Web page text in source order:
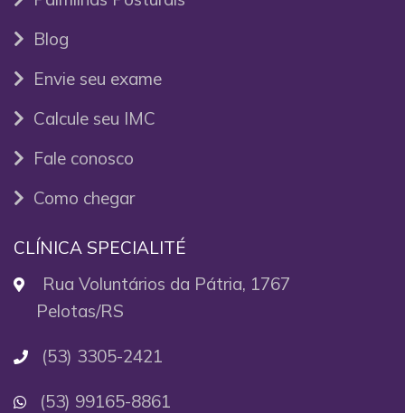
Blog
Envie seu exame
Calcule seu IMC
Fale conosco
Como chegar
CLÍNICA SPECIALITÉ
Rua Voluntários da Pátria, 1767
Pelotas/RS
(53) 3305-2421
(53) 99165-8861